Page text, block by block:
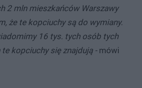
2 mln mieszkańców Warszawy
że te kopciuchy są do wymiany.
16 tys. tych osób tych
kopciuchy się znajdują -mówi